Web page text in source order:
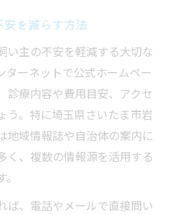
を減らす方法
い主の不安を軽減する大切な
ターネットで公式ホームペー
診療内容や費用目安、アクセ
う。特に埼玉県さいたま市岩
地域情報誌や自治体の案内に
く、複数の情報源を活用する
ば、電話やメールで直接問い